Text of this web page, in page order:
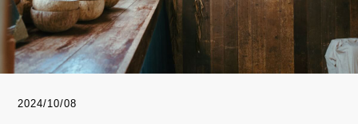
2024/10/08